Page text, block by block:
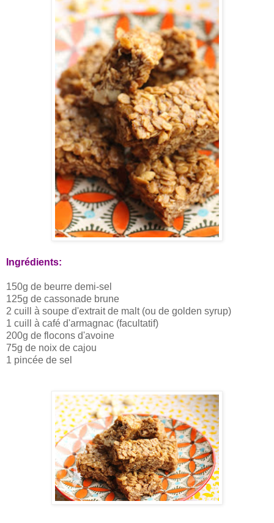
Ingrédients:
150g de beurre demi-sel
125g de cassonade brune
2 cuill à soupe d'extrait de malt (ou de golden syrup)
1 cuill à café d'armagnac (facultatif)
200g de flocons d'avoine
75g de noix de cajou
1 pincée de sel